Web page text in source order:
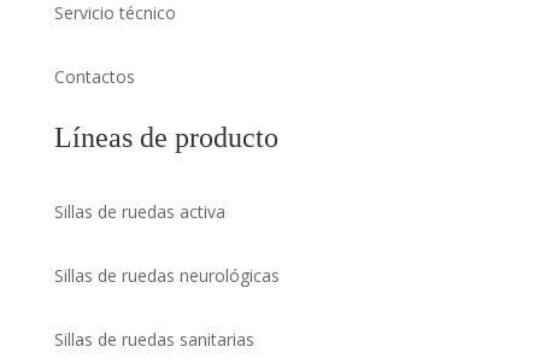
Servicio técnico
Contactos
Líneas de producto
Sillas de ruedas activa
Sillas de ruedas neurológicas
Sillas de ruedas sanitarias